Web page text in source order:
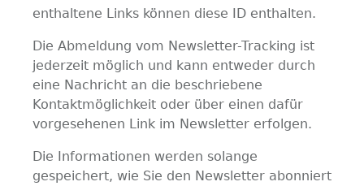
enthaltene Links können diese ID enthalten.
Die Abmeldung vom Newsletter-Tracking ist
jederzeit möglich und kann entweder durch
eine Nachricht an die beschriebene
Kontaktmöglichkeit oder über einen dafür
vorgesehenen Link im Newsletter erfolgen.
Die Informationen werden solange
gespeichert, wie Sie den Newsletter abonniert